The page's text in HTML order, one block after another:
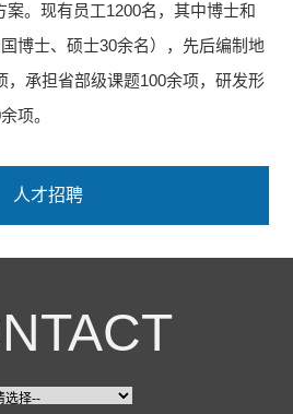
。现有员工1200名，其中博士和
博士、硕士30余名），先后编制地
，承担省部级课题100余项，研发形
项。
人才招聘